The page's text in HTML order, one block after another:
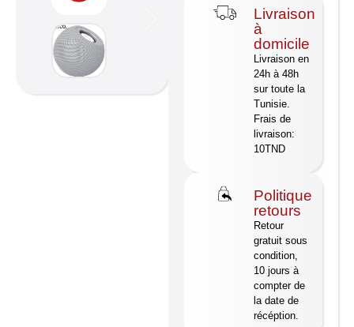
Livraison
à
domicile
Livraison en
24h à 48h
sur toute la
Tunisie.
Frais de
livraison:
10TND
Politique
retours
Retour
gratuit sous
condition,
10 jours à
compter de
la date de
récéption.